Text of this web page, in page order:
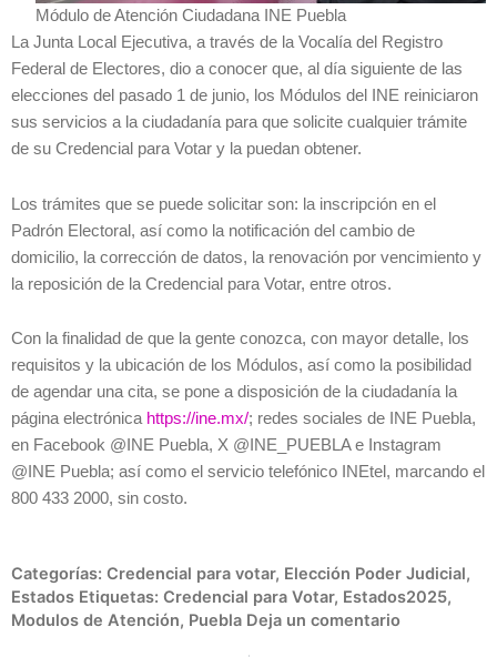
Módulo de Atención Ciudadana INE Puebla
La Junta Local Ejecutiva, a través de la Vocalía del Registro
Federal de Electores, dio a conocer que, al día siguiente de las
elecciones del pasado 1 de junio, los Módulos del INE reiniciaron
sus servicios a la ciudadanía para que solicite cualquier trámite
de su Credencial para Votar y la puedan obtener.
Los trámites que se puede solicitar son: la inscripción en el
Padrón Electoral, así como la notificación del cambio de
domicilio, la corrección de datos, la renovación por vencimiento y
la reposición de la Credencial para Votar, entre otros.
Con la finalidad de que la gente conozca, con mayor detalle, los
requisitos y la ubicación de los Módulos, así como la posibilidad
de agendar una cita, se pone a disposición de la ciudadanía la
página electrónica https://ine.mx/; redes sociales de INE Puebla,
en Facebook @INE Puebla, X @INE_PUEBLA e Instagram
@INE Puebla; así como el servicio telefónico INEtel, marcando el
800 433 2000, sin costo.
Categorías: Credencial para votar, Elección Poder Judicial,
Estados Etiquetas: Credencial para Votar, Estados2025,
Modulos de Atención, Puebla Deja un comentario